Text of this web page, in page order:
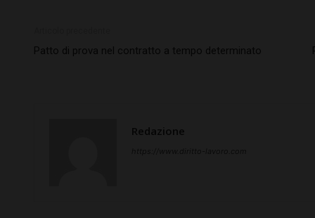
Patto di prova nel contratto a tempo determinato
Redazione